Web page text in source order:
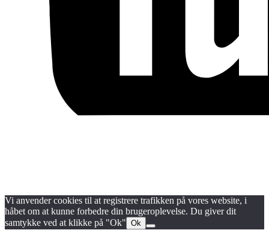
Vi anvender cookies til at registrere trafikken på vores website, i
håbet om at kunne forbedre din brugeroplevelse. Du giver dit
samtykke ved at klikke på "Ok" Ok